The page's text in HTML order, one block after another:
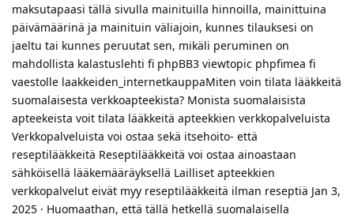
maksutapaasi tällä sivulla mainituilla hinnoilla, mainittuina
päivämäärinä ja mainituin väliajoin, kunnes tilauksesi on
jaeltu tai kunnes peruutat sen, mikäli peruminen on
mahdollista kalastuslehti fi phpBB3 viewtopic phpfimea fi
vaestolle laakkeiden_internetkauppaMiten voin tilata lääkkeitä
suomalaisesta verkkoapteekista? Monista suomalaisista
apteekeista voit tilata lääkkeitä apteekkien verkkopalveluista
Verkkopalveluista voi ostaa sekä itsehoito- että
reseptilääkkeitä Reseptilääkkeitä voi ostaa ainoastaan
sähköisellä lääkemääräyksellä Lailliset apteekkien
verkkopalvelut eivät myy reseptilääkkeitä ilman reseptiä Jan 3,
2025 · Huomaathan, että tällä hetkellä suomalaisella